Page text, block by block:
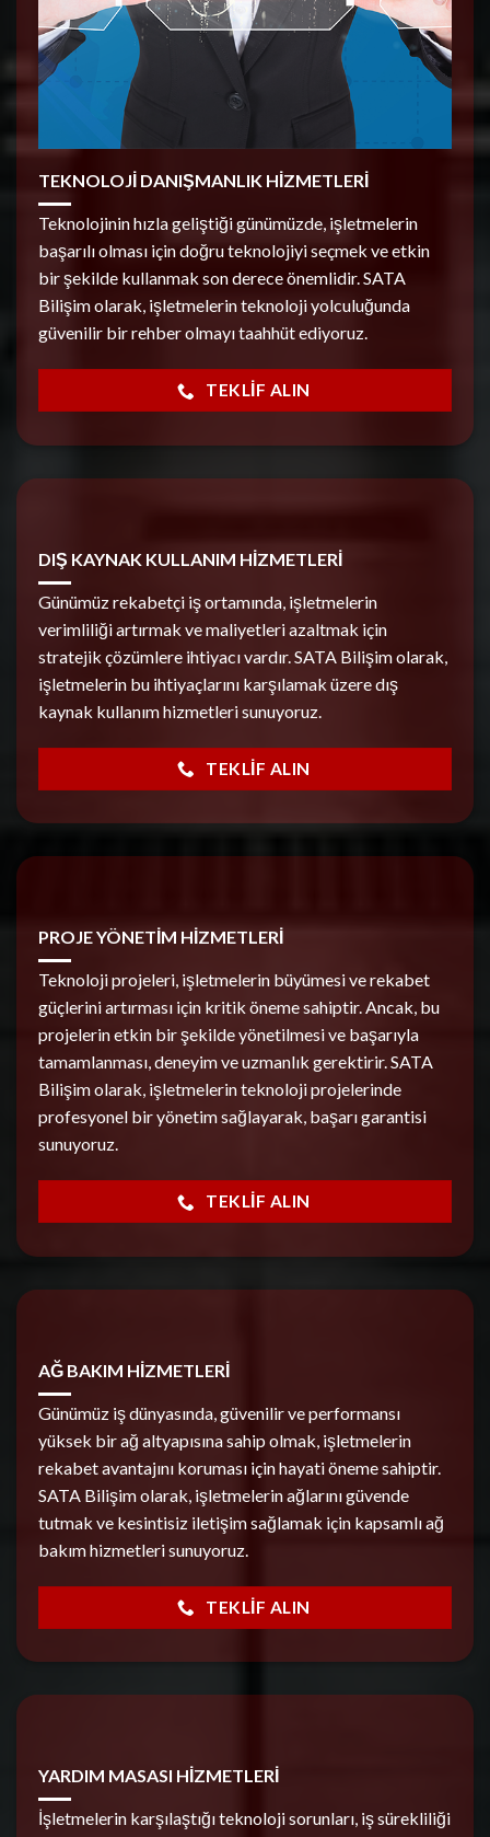
TEKNOLOJİ DANIŞMANLIK HİZMETLERİ
Teknolojinin hızla geliştiği günümüzde, işletmelerin
başarılı olması için doğru teknolojiyi seçmek ve etkin
bir şekilde kullanmak son derece önemlidir. SATA
Bilişim olarak, işletmelerin teknoloji yolculuğunda
güvenilir bir rehber olmayı taahhüt ediyoruz.
TEKLIF ALIN
DIŞ KAYNAK KULLANIM HİZMETLERİ
Günümüz rekabetçi iş ortamında, işletmelerin
verimliliği artırmak ve maliyetleri azaltmak için
stratejik çözümlere ihtiyacı vardır. SATA Bilişim olarak,
işletmelerin bu ihtiyaçlarını karşılamak üzere dış
kaynak kullanım hizmetleri sunuyoruz.
TEKLIF ALIN
PROJE YÖNETİM HİZMETLERİ
Teknoloji projeleri, işletmelerin büyümesi ve rekabet
güçlerini artırması için kritik öneme sahiptir. Ancak, bu
projelerin etkin bir şekilde yönetilmesi ve başarıyla
tamamlanması, deneyim ve uzmanlık gerektirir. SATA
Bilişim olarak, işletmelerin teknoloji projelerinde
profesyonel bir yönetim sağlayarak, başarı garantisi
sunuyoruz.
TEKLIF ALIN
AĞ BAKIM HİZMETLERİ
Günümüz iş dünyasında, güvenilir ve performansı
yüksek bir ağ altyapısına sahip olmak, işletmelerin
rekabet avantajını koruması için hayati öneme sahiptir.
SATA Bilişim olarak, işletmelerin ağlarını güvende
tutmak ve kesintisiz iletişim sağlamak için kapsamlı ağ
bakım hizmetleri sunuyoruz.
TEKLIF ALIN
YARDIM MASASI HİZMETLERİ
İşletmelerin karşılaştığı teknoloji sorunları, iş sürekliliği